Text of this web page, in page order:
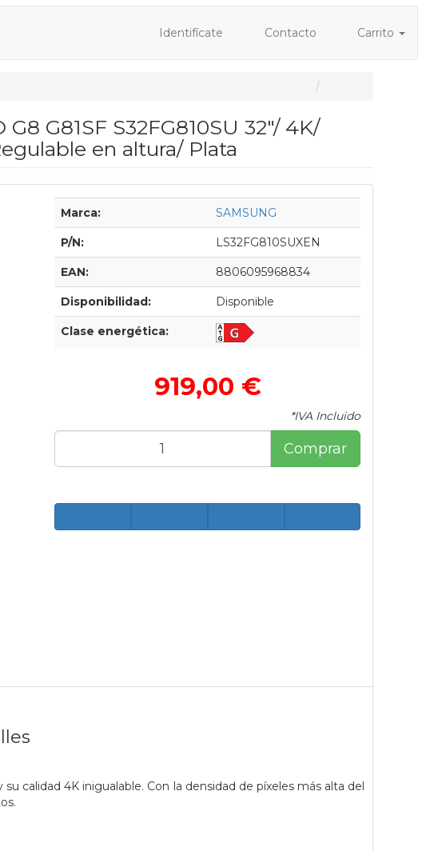
Identifícate Contacto Carrito
G81SF S32FG810SU 32"/ 4K/
en altura/ Plata
Marca: SAMSUNG
P/N: LS32FG810SUXEN
EAN: 8806095968834
Disponibilidad: Disponible
Clase energética:
919,00 €
*IVA Incluido
Comprar
calidad 4K inigualable. Con la densidad de píxeles más alta del